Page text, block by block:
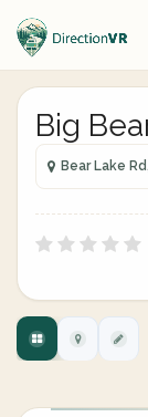
Big
Bear Lake